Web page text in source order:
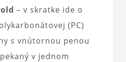
– v skratke ide o
(PC)
s vnútornou penou
v jednom